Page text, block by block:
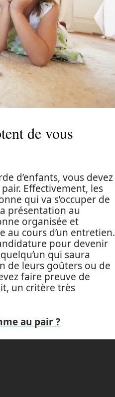
de vous
d’enfants, vous devez
Effectivement, les
qui va s’occuper de
présentation au
organisée et
au cours d’un entretien.
pour devenir
qui saura
de leurs goûters ou de
faire preuve de
un critère très
au pair ?